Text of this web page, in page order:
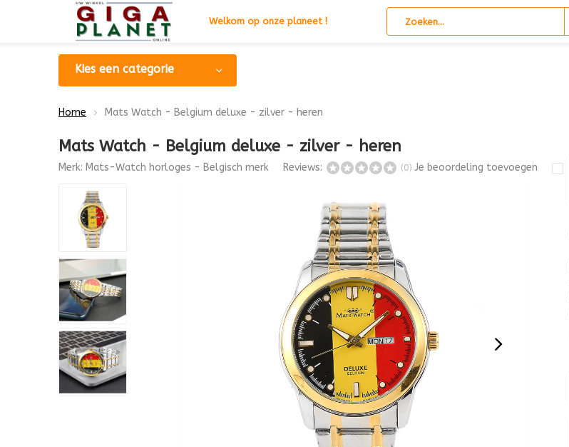
Welkom op onze planeet !
Kies een categorie
Home Mats Watch - Belgium deluxe - zilver - heren
Mats Watch - Belgium deluxe - zilver - heren
Merk: Mats-Watch horloges - Belgisch merk Reviews: (0) Je beoordeling toevoegen